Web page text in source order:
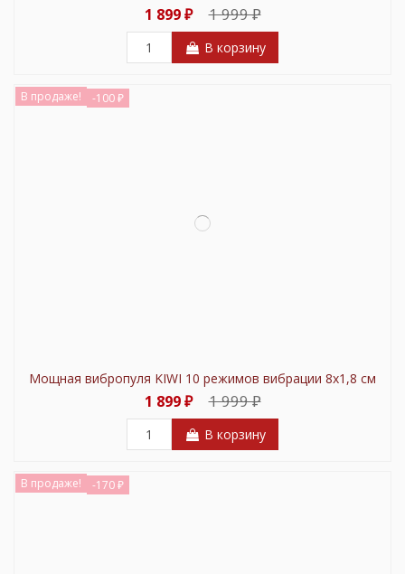
1 899 ₽ 1 999 ₽
В корзину
В продаже! -100 ₽
Мощная вибропуля KIWI 10 режимов вибрации 8х1,8 см
1 899 ₽ 1 999 ₽
В корзину
В продаже! -170 ₽